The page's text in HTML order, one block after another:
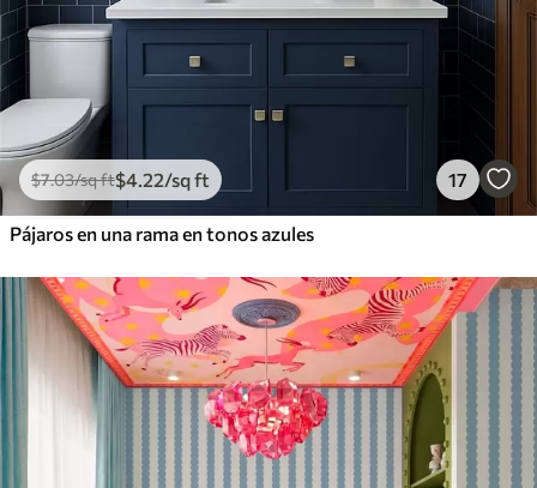
$7.03/sq ft$4.22/sq ft 17
Pájaros en una rama en tonos azules